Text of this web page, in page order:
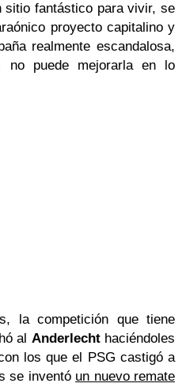
sitio fantástico para vivir, se
proyecto capitalino y
realmente escandalosa,
puede mejorarla en lo
la competición que tiene
al Anderlechthaciéndoles
los que el PSG castigó a
se inventó un nuevo remate